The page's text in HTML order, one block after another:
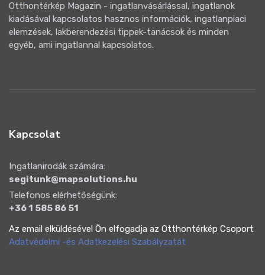
Otthontérkép Magazin - ingatlanvásárlással, ingatlanok
kiadásával kapcsolatos hasznos információk, ingatlanpiaci
elemzések, lakberendezési tippek-tanácsok és minden
egyéb, ami ingatlannal kapcsolatos.
Kapcsolat
Ingatlanirodák számára:
segitunk@mapsolutions.hu
Telefonos elérhetőségünk:
+36 1 585 86 51
Az email elküldésével Ön elfogadja az Otthontérkép Csoport
Adatvédelmi -és Adatkezelési Szabályzatát